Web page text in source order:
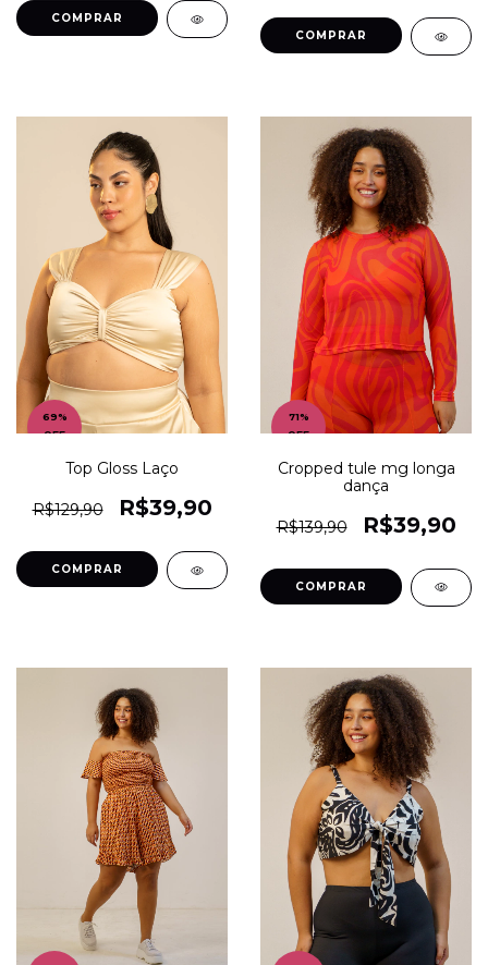
COMPRAR
COMPRAR
69%
OFF
Top Gloss Laço
R$129,90 R$39,90
COMPRAR
71%
OFF
Cropped tule mg longa
dança
R$139,90 R$39,90
COMPRAR